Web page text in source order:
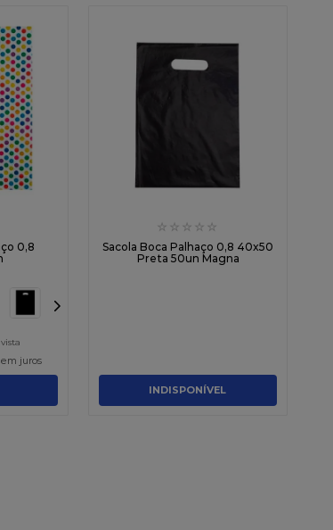
0,8
juros
☆ ☆ ☆ ☆ ☆
Sacola Boca Palhaço 0,8 40x50
Preta 50un Magna
INDISPONÍVEL